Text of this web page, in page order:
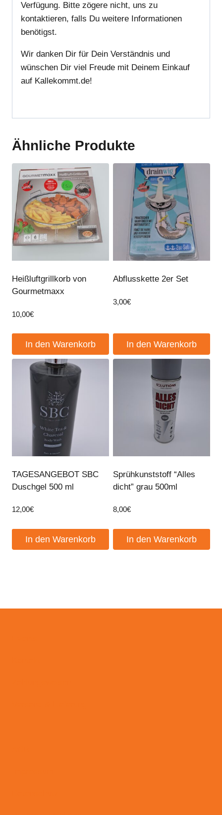
Verfügung. Bitte zögere nicht, uns zu
kontaktieren, falls Du weitere Informationen
benötigst.
Wir danken Dir für Dein Verständnis und
wünschen Dir viel Freude mit Deinem Einkauf
auf Kallekommt.de!
Ähnliche Produkte
Heißluftgrillkorb von
Gourmetmaxx
10,00€
In den Warenkorb
Abflusskette 2er Set
3,00€
In den Warenkorb
TAGESANGEBOT SBC
Duschgel 500 ml
12,00€
In den Warenkorb
Sprühkunststoff “Alles
dicht” grau 500ml
8,00€
In den Warenkorb